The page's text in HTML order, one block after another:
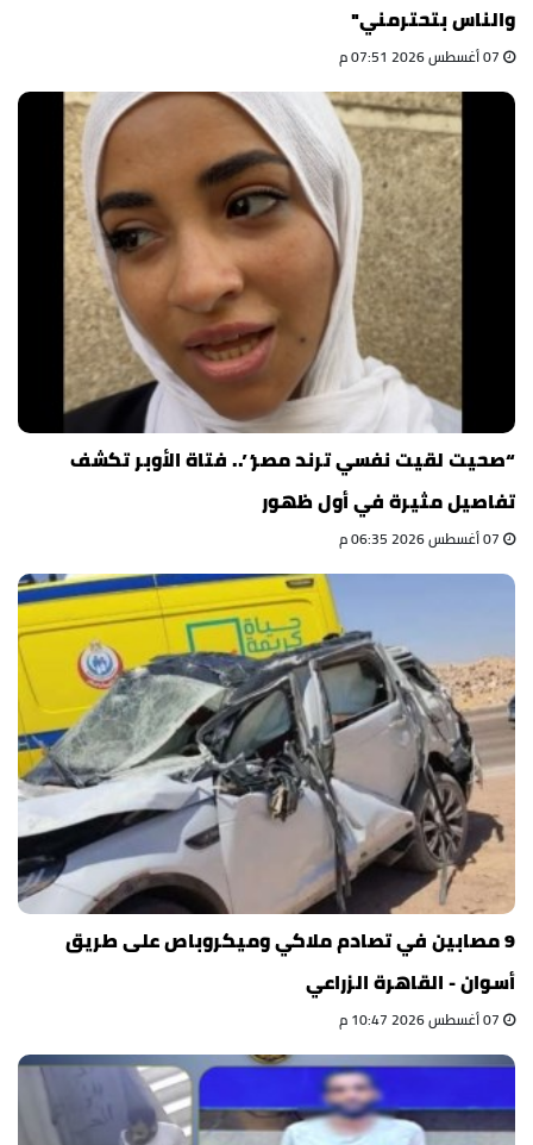
والناس بتحترمني"
“صحيت لقيت نفسي ترند مصر”.. فتاة الأوبر تكشف
تفاصيل مثيرة في أول ظهور
9 مصابين في تصادم ملاكي وميكروباص على طريق
أسوان - القاهرة الزراعي